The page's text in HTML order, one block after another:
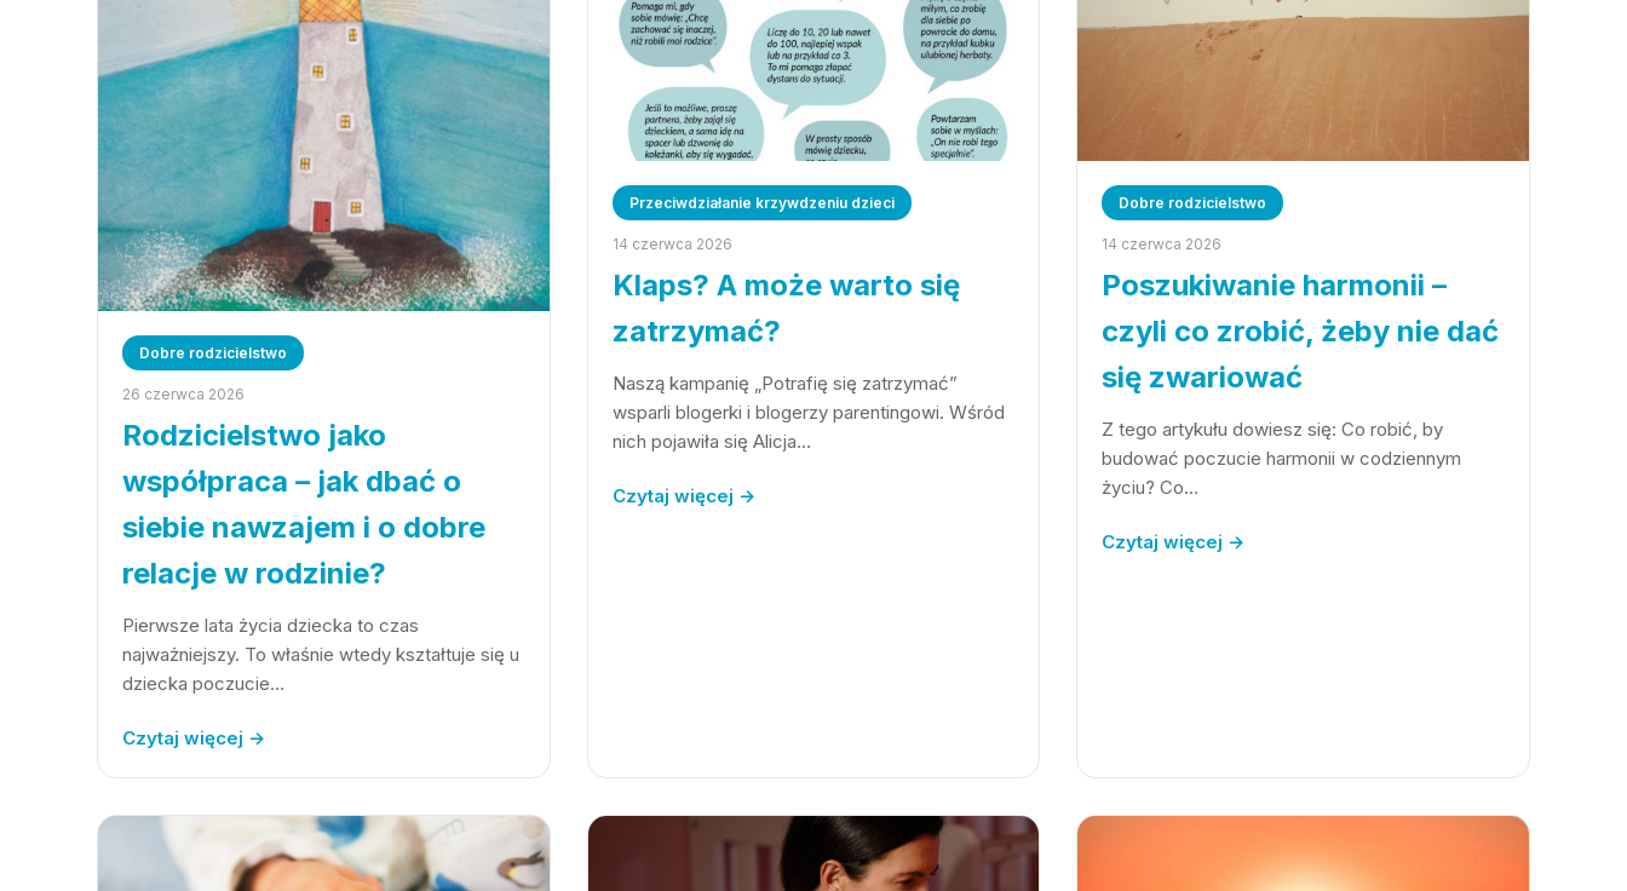
Dobre rodzicielstwo
26 czerwca 2026
Rodzicielstwo jako
współpraca – jak dbać o
siebie nawzajem i o dobre
relacje w rodzinie?
Pierwsze lata życia dziecka to czas
najważniejszy. To właśnie wtedy kształtuje się u
dziecka poczucie…
Czytaj więcej →
Przeciwdziałanie krzywdzeniu dzieci
14 czerwca 2026
Klaps? A może warto się
zatrzymać?
Naszą kampanię „Potrafię się zatrzymać”
wsparli blogerki i blogerzy parentingowi. Wśród
nich pojawiła się Alicja…
Czytaj więcej →
Dobre rodzicielstwo
14 czerwca 2026
Poszukiwanie harmonii –
czyli co zrobić, żeby nie dać
się zwariować
Z tego artykułu dowiesz się: Co robić, by
budować poczucie harmonii w codziennym
życiu? Co…
Czytaj więcej →